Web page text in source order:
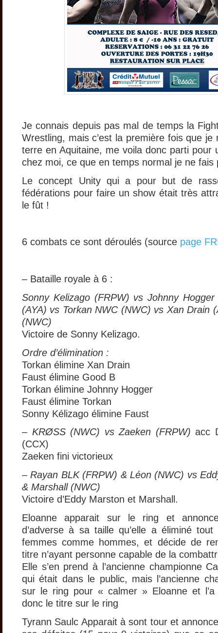
Je connais depuis pas mal de temps la
Wrestling, mais c’est la première fois que je
terre en Aquitaine, me voila donc parti pour
chez moi, ce que en temps normal je ne fais
Le concept Unity qui a pour but de
fédérations pour faire un show était très
le fût !
6 combats ce sont déroulés (source page
– Bataille royale à 6 :
Sonny Kelizago (FRPW) vs Johnny
(AYA) vs Torkan NWC (NWC) vs Xan Drain
(NWC)
Victoire de Sonny Kelizago.
Ordre d’élimination :
Torkan élimine Xan Drain
Faust élimine Good B
Torkan élimine Johnny Hogger
Faust élimine Torkan
Sonny Kélizago élimine Faust
– KRØSS (NWC) vs Zaeken (FRPW) acc
(CCX)
Zaeken fini victorieux
– Rayan BLK (FRPW) & Léon (NWC) vs
& Marshall (NWC)
Victoire d’Eddy Marston et Marshall.
Eloanne apparait sur le ring et
d’adverse à sa taille qu’elle a éliminé tout
femmes comme hommes, et décide de
titre n’ayant personne capable de la
Elle s’en prend à l’ancienne championne
qui était dans le public, mais l’ancienne
sur le ring pour « calmer » Eloanne et
donc le titre sur le ring
Tyrann Saulc Apparait à sont tour et